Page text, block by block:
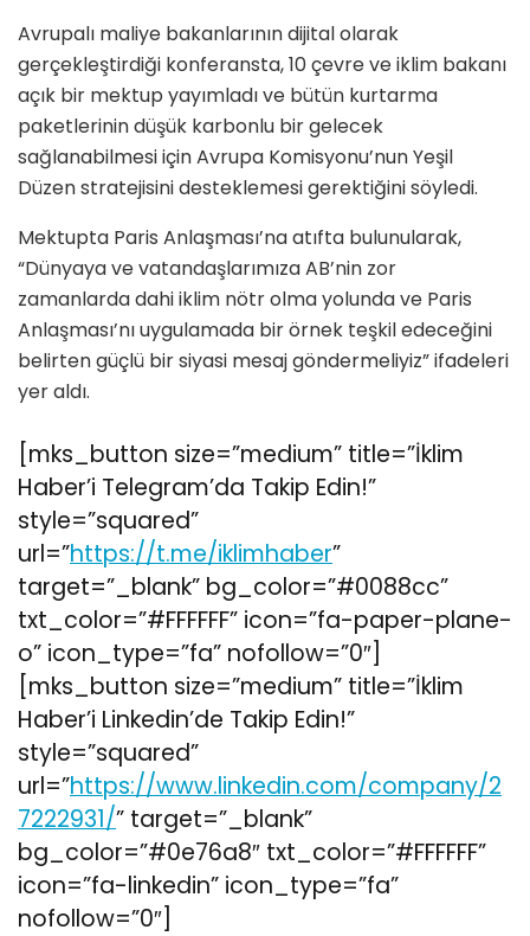
Avrupalı maliye bakanlarının dijital olarak
gerçekleştirdiği konferansta, 10 çevre ve iklim bakanı
açık bir mektup yayımladı ve bütün kurtarma
paketlerinin düşük karbonlu bir gelecek
sağlanabilmesi için Avrupa Komisyonu’nun Yeşil
Düzen stratejisini desteklemesi gerektiğini söyledi.
Mektupta Paris Anlaşması’na atıfta bulunularak,
“Dünyaya ve vatandaşlarımıza AB’nin zor
zamanlarda dahi iklim nötr olma yolunda ve Paris
Anlaşması’nı uygulamada bir örnek teşkil edeceğini
belirten güçlü bir siyasi mesaj göndermeliyiz” ifadeleri
yer aldı.
[mks_button size=”medium” title=”İklim
Haber’i Telegram’da Takip Edin!”
style=”squared”
url=”https://t.me/iklimhaber”
target=”_blank” bg_color=”#0088cc”
txt_color=”#FFFFFF” icon=”fa-paper-plane-
o” icon_type=”fa” nofollow=”0″]
[mks_button size=”medium” title=”İklim
Haber’i Linkedin’de Takip Edin!”
style=”squared”
url=”https://www.linkedin.com/company/2
7222931/” target=”_blank”
bg_color=”#0e76a8″ txt_color=”#FFFFFF”
icon=”fa-linkedin” icon_type=”fa”
nofollow=”0″]